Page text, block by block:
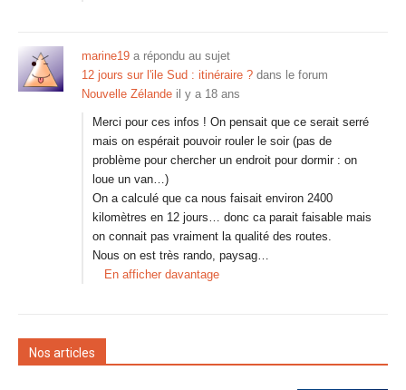
marine19 a répondu au sujet
12 jours sur l'ile Sud : itinéraire ? dans le forum
Nouvelle Zélande il y a 18 ans
Merci pour ces infos ! On pensait que ce serait serré
mais on espérait pouvoir rouler le soir (pas de
problème pour chercher un endroit pour dormir : on
loue un van…)
On a calculé que ca nous faisait environ 2400
kilomètres en 12 jours… donc ca parait faisable mais
on connait pas vraiment la qualité des routes.
Nous on est très rando, paysag…
En afficher davantage
Nos articles